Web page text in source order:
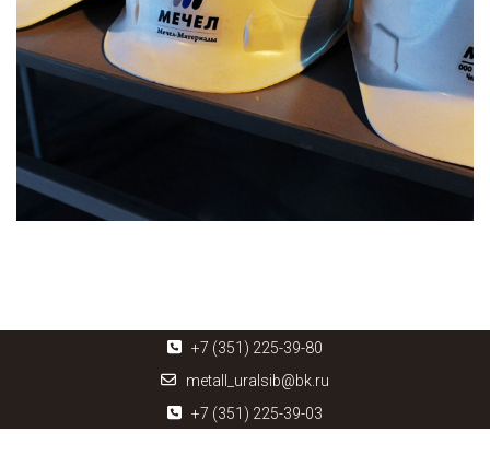
+7 (351) 225-39-80
metall_uralsib@bk.ru
+7 (351) 225-39-03